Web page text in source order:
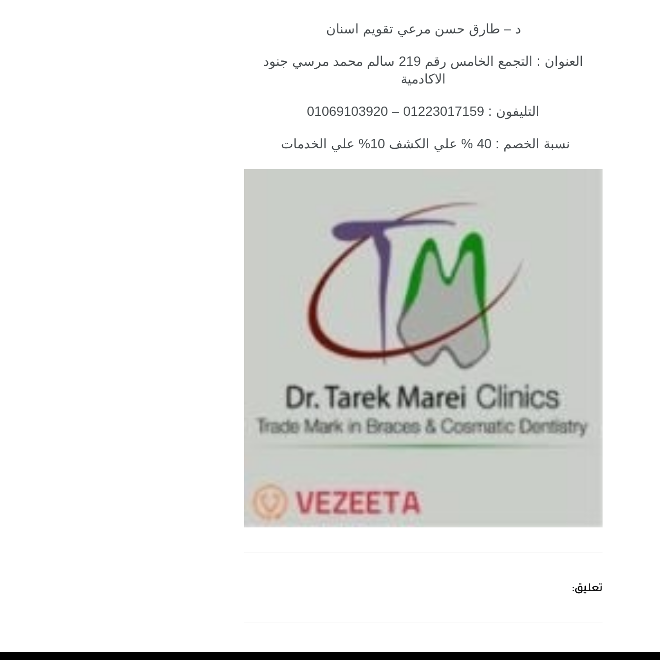
د – طارق حسن مرعي تقويم اسنان
العنوان : التجمع الخامس رقم 219 سالم محمد مرسي جنود
الاكادمية
التليفون : 01223017159 – 01069103920
نسبة الخصم : 40 % علي الكشف 10% علي الخدمات
تعليق: